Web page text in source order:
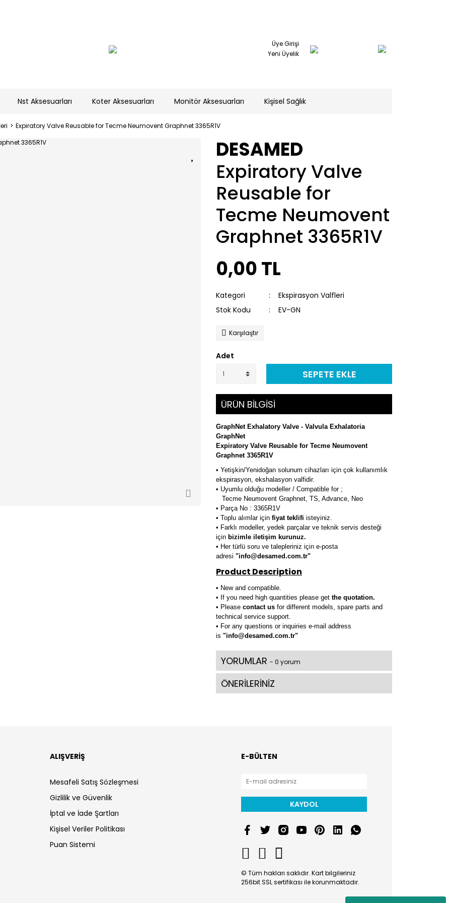
Üye Girişi
Yeni Üyelik
Nst Aksesuarları Koter Aksesuarları Monitör Aksesuarları Kişisel Sağlık
Expiratory Valve Reusable for Tecme Neumovent Graphnet 3365R1V
DESAMED
Expiratory Valve
Reusable for
Tecme Neumovent
Graphnet 3365R1V
0,00 TL
Kategori
Ekspirasyon Valfleri
Stok Kodu
EV-GN
Karşılaştır
Adet
SEPETE EKLE
ÜRÜN BİLGİSİ
GraphNet Exhalatory Valve - Valvula Exhalatoria
GraphNet
Expiratory Valve Reusable for Tecme Neumovent
Graphnet 3365R1V
• Yetişkin/Yenidoğan solunum cihazları için çok kullanımlık
ekspirasyon, ekshalasyon valfidir.
• Uyumlu olduğu modeller / Compatible for ;
Tecme Neumovent Graphnet, TS, Advance, Neo
• Parça No : 3365R1V
• Toplu alımlar için fiyat teklifi isteyiniz.
• Farklı modeller, yedek parçalar ve teknik servis desteği
için bizimle iletişim kurunuz.
• Her türlü soru ve talepleriniz için e-posta
adresi "info@desamed.com.tr"
Product Description
• New and compatible.
• If you need high quantities please get the quotation.
• Please contact us for different models, spare parts and
technical service support.
• For any questions or inquiries e-mail address
is "info@desamed.com.tr"
YORUMLAR - 0 yorum
ÖNERİLERİNİZ
ALIŞVERİŞ
Mesafeli Satış Sözleşmesi
Gizlilik ve Güvenlik
İptal ve İade Şartları
Kişisel Veriler Politikası
Puan Sistemi
E-BÜLTEN
KAYDOL
© Tüm hakları saklıdır. Kart bilgileriniz
256bit SSL sertifikası ile korunmaktadır.